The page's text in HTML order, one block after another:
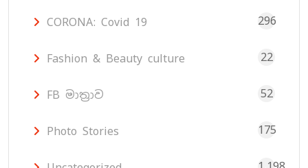
CORONA: Covid 19 296
Fashion & Beauty culture 22
FB මාත්‍රාව 52
Photo Stories 175